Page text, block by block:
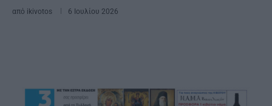
από ikivotos 6 Ιουλίου 2026